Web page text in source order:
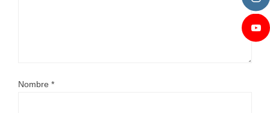
Nombre *